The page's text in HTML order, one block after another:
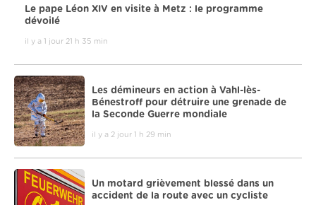
Le pape Léon XIV en visite à Metz : le programme
dévoilé
il y a 1 jour 21 h 35 min
Les démineurs en action à Vahl-lès-
Bénestroff pour détruire une grenade de
la Seconde Guerre mondiale
il y a 2 jour 1 h 29 min
Un motard grièvement blessé dans un
accident de la route avec un cycliste